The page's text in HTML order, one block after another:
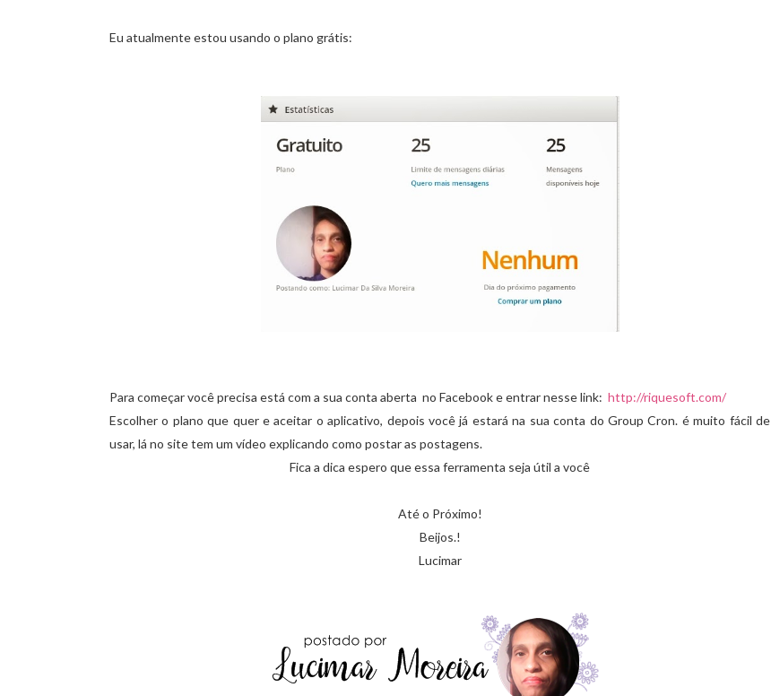
Eu atualmente estou usando o plano grátis:
Para começar você precisa está com a sua conta aberta no Facebook e entrar nesse link: http://riquesoft.com/
Escolher o plano que quer e aceitar o aplicativo, depois você já estará na sua conta do Group Cron. é muito fácil de
usar, lá no site tem um vídeo explicando como postar as postagens.
Fica a dica espero que essa ferramenta seja útil a você
Até o Próximo!
Beijos.!
Lucimar